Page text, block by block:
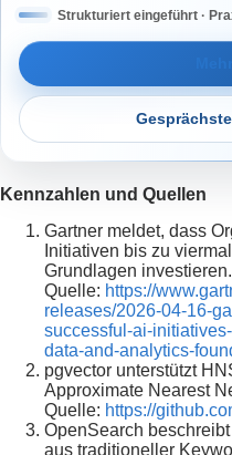
Strukturiert eingeführt ·
Kennzahlen und Quellen
Gartner meldet, dass
Initiativen bis zu
Grundlagen investieren.
Quelle: https://
releases/2026-04-16-
successful-ai-
data-and-analytics-
pgvector unterstützt
Approximate Nearest
Quelle: https://
OpenSearch
aus traditioneller